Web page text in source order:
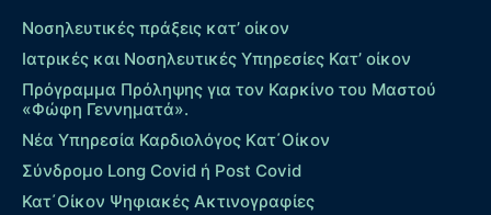
Νοσηλευτικές πράξεις κατ’ οίκον
Ιατρικές και Νοσηλευτικές Υπηρεσίες Κατ’ οίκον
Πρόγραμμα Πρόληψης για τον Καρκίνο του Μαστού
«Φώφη Γεννηματά».
Νέα Υπηρεσία Καρδιολόγος Kατ΄Οίκον
Σύνδρομο Long Covid ή Post Covid
Κατ΄Οίκον Ψηφιακές Ακτινογραφίες